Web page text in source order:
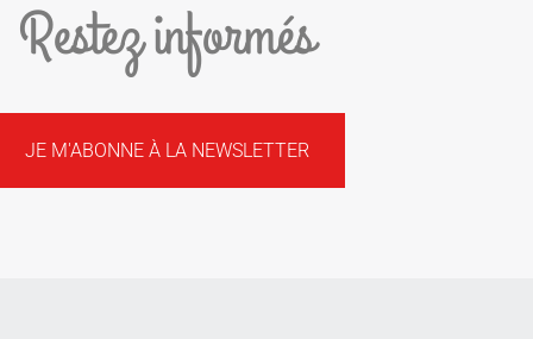
Restez informés
JE M'ABONNE À LA NEWSLETTER